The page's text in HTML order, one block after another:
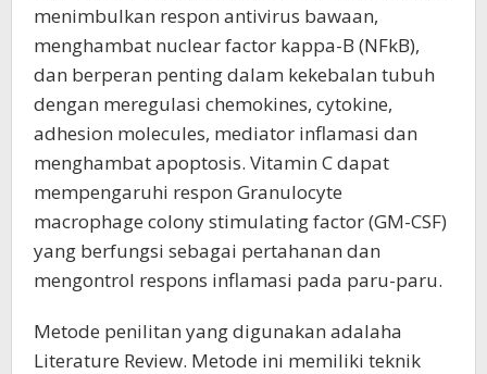
menimbulkan respon antivirus bawaan,
menghambat nuclear factor kappa-B (NFkB),
dan berperan penting dalam kekebalan tubuh
dengan meregulasi chemokines, cytokine,
adhesion molecules, mediator inflamasi dan
menghambat apoptosis. Vitamin C dapat
mempengaruhi respon Granulocyte
macrophage colony stimulating factor (GM-CSF)
yang berfungsi sebagai pertahanan dan
mengontrol respons inflamasi pada paru-paru.
Metode penilitan yang digunakan adalaha
Literature Review. Metode ini memiliki teknik